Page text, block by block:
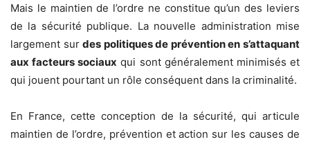
Mais le maintien de l’ordre ne constitue qu’un des leviers
de la sécurité publique. La nouvelle administration mise
largement surdes politiques de prévention en s’attaquant
aux facteurs sociaux qui sont généralement minimisés et
qui jouent pourtant un rôle conséquent dans la criminalité.
En France, cette conception de la sécurité, qui articule
maintien de l’ordre, prévention et action sur les causes de